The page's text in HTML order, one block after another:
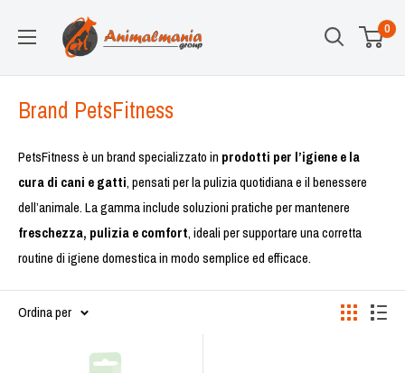
Animalmania
Store
0
Brand PetsFitness
PetsFitness è un brand specializzato in prodotti per l’igiene e la
cura di cani e gatti, pensati per la pulizia quotidiana e il benessere
dell’animale. La gamma include soluzioni pratiche per mantenere
freschezza, pulizia e comfort, ideali per supportare una corretta
routine di igiene domestica in modo semplice ed efficace.
Ordina per